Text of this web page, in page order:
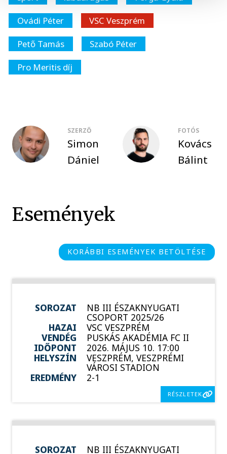
Ovádi Péter
VSC Veszprém
Pető Tamás
Szabó Péter
Pro Meritis díj
SZERZŐ
Simon
Dániel
FOTÓS
Kovács
Bálint
Események
KORÁBBI ESEMÉNYEK BETÖLTÉSE
SOROZAT NB III ÉSZAKNYUGATI
CSOPORT 2025/26
HAZAI
VSC VESZPRÉM
VENDÉG
PUSKÁS AKADÉMIA FC II
IDŐPONT
2026. MÁJUS 10. 17:00
HELYSZÍN
VESZPRÉM, VESZPRÉMI
VÁROSI STADION
EREDMÉNY
2-1
RÉSZLETEK
SOROZAT NB III ÉSZAKNYUGATI